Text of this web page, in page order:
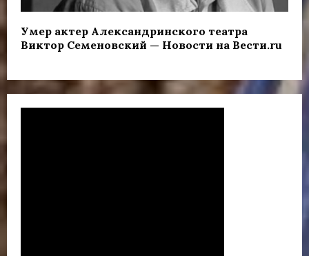
Умер актер Александринского театра
Виктор Семеновский — Новости на Вести.ru